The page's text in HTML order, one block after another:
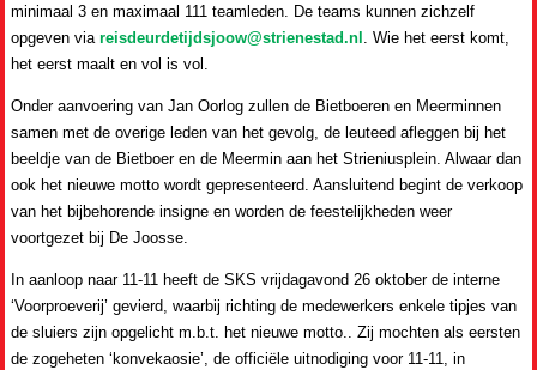
minimaal 3 en maximaal 111 teamleden. De teams kunnen zichzelf
opgeven viareisdeurdetijdsjoow@strienestad.nl . Wie het eerst komt,
het eerst maalt en vol is vol.
Onder aanvoering van Jan Oorlog zullen de Bietboeren en Meerminnen
samen met de overige leden van het gevolg, de leuteed afleggen bij het
beeldje van de Bietboer en de Meermin aan het Strieniusplein. Alwaar dan
ook het nieuwe motto wordt gepresenteerd. Aansluitend begint de verkoop
van het bijbehorende insigne en worden de feestelijkheden weer
voortgezet bij De Joosse.
In aanloop naar 11-11 heeft de SKS vrijdagavond 26 oktober de interne
‘Voorproeverij’ gevierd, waarbij richting de medewerkers enkele tipjes van
de sluiers zijn opgelicht m.b.t. het nieuwe motto.. Zij mochten als eersten
de zogeheten ‘konvekaosie’, de officiële uitnodiging voor 11-11, in